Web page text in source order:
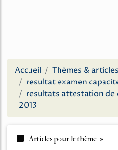
Accueil
Thèmes &
resultat examen
resultats attestation de
2013
Articles pour le thème »